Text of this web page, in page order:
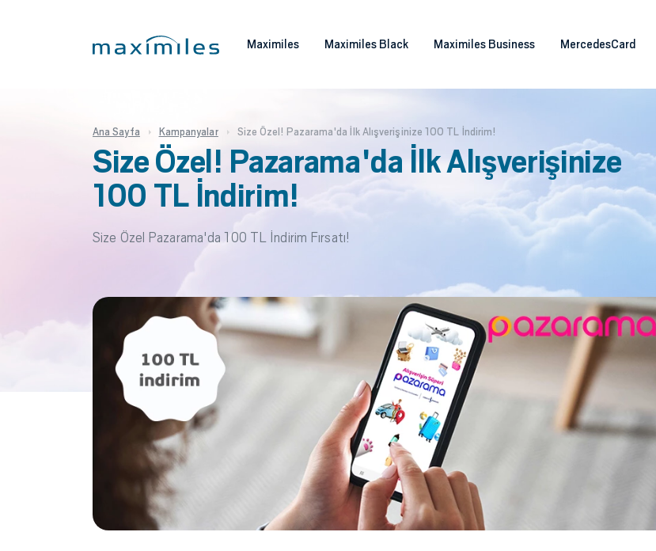
Maximiles Maximiles Black Maximiles Business MercedesCard
Ana Sayfa Kampanyalar Size Özel! Pazarama'da İlk Alışverişinize 100 TL İndirim!
Size Özel! Pazarama'da İlk Alışverişinize
100 TL İndirim!
Size Özel Pazarama'da 100 TL İndirim Fırsatı!